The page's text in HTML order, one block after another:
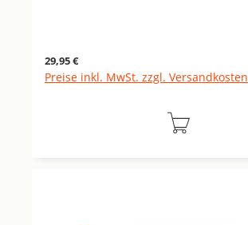
Regulärer Preis:
29,95 €
Preise inkl. MwSt. zzgl. Versandkosten